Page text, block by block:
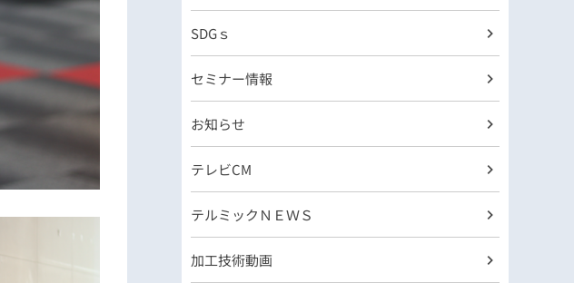
SDGｓ
セミナー情報
お知らせ
テレビCM
テルミックＮＥＷＳ
加工技術動画